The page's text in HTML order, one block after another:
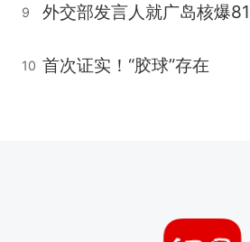
9
10 首次证实！“胶球”存在